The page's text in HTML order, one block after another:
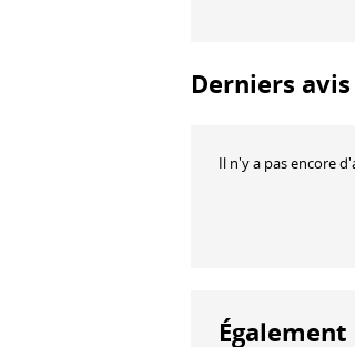
Derniers
Il n'y a pas encore